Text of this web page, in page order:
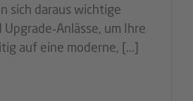
sich daraus wichtige
um Ihre
auf eine moderne, [...]